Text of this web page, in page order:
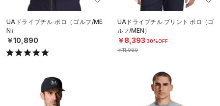
UAドライブチル ポロ（ゴルフ/ME
N）
￥10,890
UAドライブチル プリント ポロ（ゴ
ルフ/MEN）
￥8,393 30%OFF
￥11,990